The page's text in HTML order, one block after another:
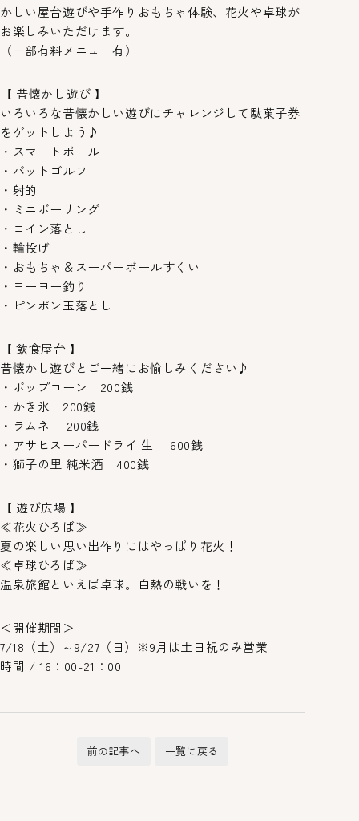
かしい屋台遊びや手作りおもちゃ体験、花火や卓球が
お楽しみいただけます。
（一部有料メニュー有）
【 昔懐かし遊び 】
いろいろな昔懐かしい遊びにチャレンジして駄菓子券
をゲットしよう♪
・スマートボール
・パットゴルフ
・射的
・ミニボーリング
・コイン落とし
・輪投げ
・おもちゃ＆スーパーボールすくい
・ヨーヨー釣り
・ピンポン玉落とし
【 飲食屋台 】
昔懐かし遊びとご一緒にお愉しみください♪
・ポップコーン 200銭
・かき氷 200銭
・ラムネ 200銭
・アサヒスーパードライ 生 600銭
・獅子の里 純米酒 400銭
【 遊び広場 】
≪花火ひろば≫
夏の楽しい思い出作りにはやっぱり花火！
≪卓球ひろば≫
温泉旅館といえば卓球。白熱の戦いを！
＜開催期間＞
7/18（土）～9/27（日）※9月は土日祝のみ営業
時間 / 16：00-21：00
前の記事へ 一覧に戻る